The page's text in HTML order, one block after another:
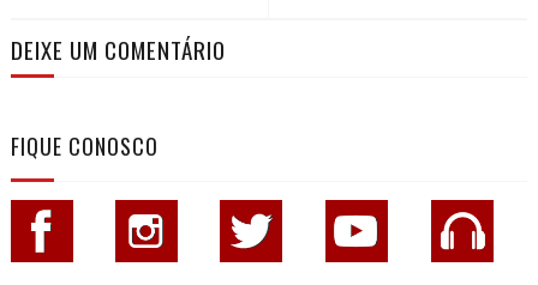
DEIXE UM COMENTÁRIO
FIQUE CONOSCO